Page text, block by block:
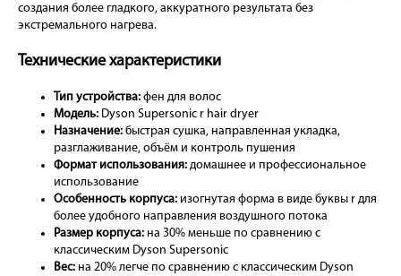
создания более гладкого, аккуратного результата без
экстремального нагрева.
Технические характеристики
Тип устройства: фен для волос
Модель: Dyson Supersonic r hair dryer
Назначение: быстрая сушка, направленная укладка,
разглаживание, объём и контроль пушения
Формат использования: домашнее и профессиональное
использование
Особенность корпуса: изогнутая форма в виде буквы r для
более удобного направления воздушного потока
Размер корпуса: на 30% меньше по сравнению с
классическим Dyson Supersonic
Вес: на 20% легче по сравнению с классическим Dyson